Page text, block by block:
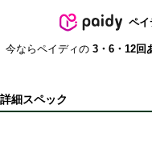
ペイ
今ならペイディの 3・6・12回
詳細スペック